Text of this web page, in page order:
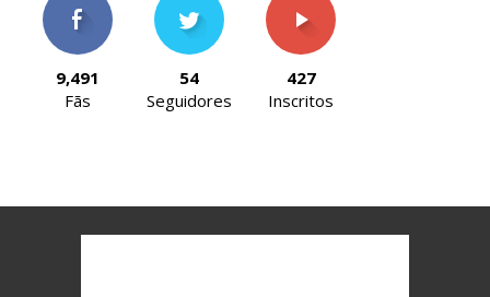
9,491
Fãs
54
Seguidores
427
Inscritos